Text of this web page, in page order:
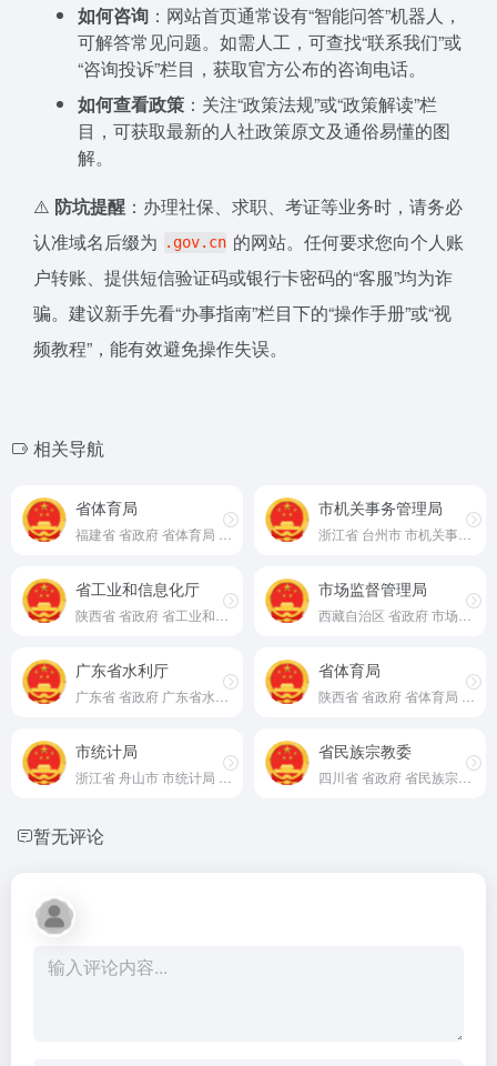
如何咨询 ：网站首页通常设有“智能问答”机器人，
可解答常见问题。如需人工，可查找“联系我们”或
“咨询投诉”栏目，获取官方公布的咨询电话。
如何查看政策 ：关注“政策法规”或“政策解读”栏
目，可获取最新的人社政策原文及通俗易懂的图
解。
⚠️ 防坑提醒 ：办理社保、求职、考证等业务时，请务必
认准域名后缀为
.gov.cn 的网站。任何要求您向个人账
户转账、提供短信验证码或银行卡密码的“客服”均为诈
骗。建议新手先看“办事指南”栏目下的“操作手册”或“视
频教程”，能有效避免操作失误。
相关导航
省体育局
福建省 省政府 省体育局 官网
市机关事务管理局
省工业和信息化厅 市场监督管理局
广东省水利厅 省体育局
陕西省 省政府 省体育局 官网
市统计局
浙江省 舟山市 市统计局 官网
省民族宗教委
暂无评论